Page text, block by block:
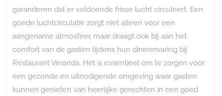
garanderen dat er voldoende frisse lucht circuleert. Een
goede luchtcirculatie zorgt niet alleen voor een
aangename atmosfeer, maar draagt ook bij aan het
comfort van de gasten tijdens hun dinerervaring bij
Restaurant Veranda. Het is essentieel om te zorgen voor
een gezonde en uitnodigende omgeving waar gasten
kunnen genieten van heerlijke gerechten in een goed